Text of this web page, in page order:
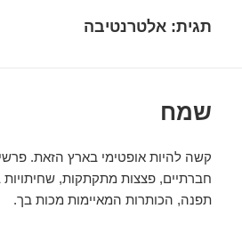
תגית:אלטרנטיבה
שמח
קשה להיות אופטימי בארץ הזאת.
חברתיים, פצצות מתקתקות,
תפנה, הכותרות המאיימות מכות בך.